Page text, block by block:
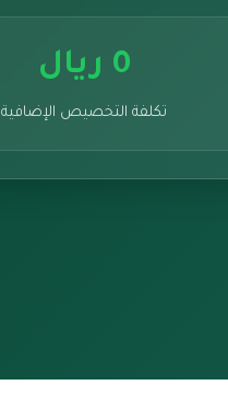
0 ريال
تكلفة التخصيص الإضافية